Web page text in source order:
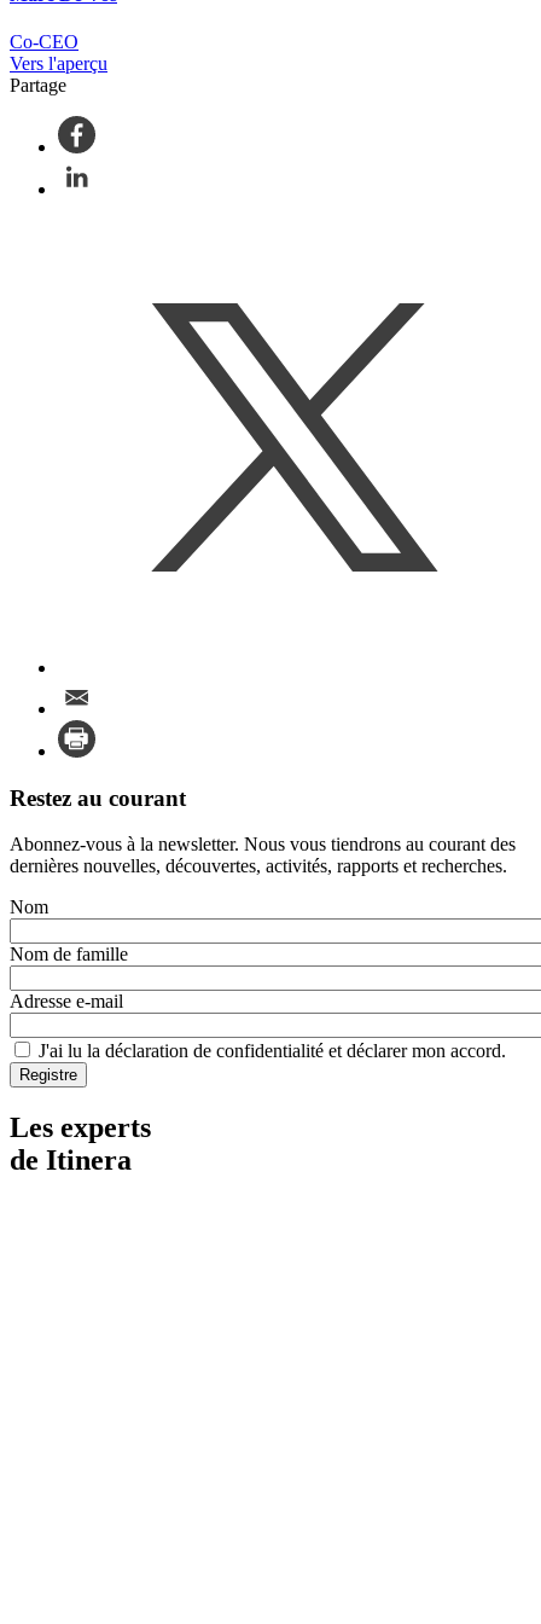
Co-CEO
Vers l'aperçu
Partage
Facebook
LinkedIn
Mail
this
page
Print
this
Restez au courant
Abonnez-vous à la newsletter. Nous vous tiendrons au courant des
dernières nouvelles, découvertes, activités, rapports et recherches.
Nom
Nom de famille
Adresse e-mail
J'ai lu la déclaration de confidentialité et déclarer mon accord.
Registre
Les experts
de Itinera